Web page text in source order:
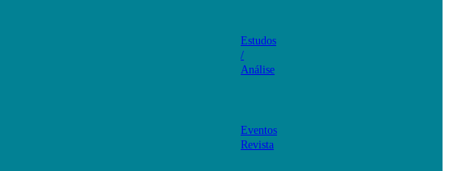
Estudos
/
Análise
Eventos
Revista